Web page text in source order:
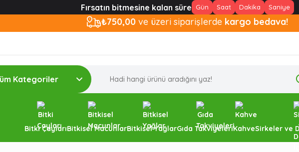
Fırsatın bitmesine kalan süre Gün Saat Dakika Saniye
₺750,00 ve üzeri siparişlerde kargo bedava!
Bitki ÇaylarıBitkisel MacunlarBitkisel YağlarGıda TakviyeleriKahveSirkeler ve